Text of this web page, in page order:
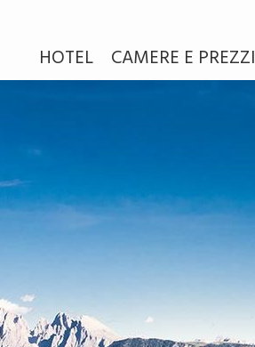
HOTEL CAMERE E PREZZI